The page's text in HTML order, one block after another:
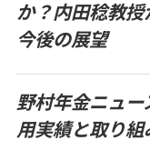
か？内田稔教
今後の展望
野村年金ニュ
用実績と取り組